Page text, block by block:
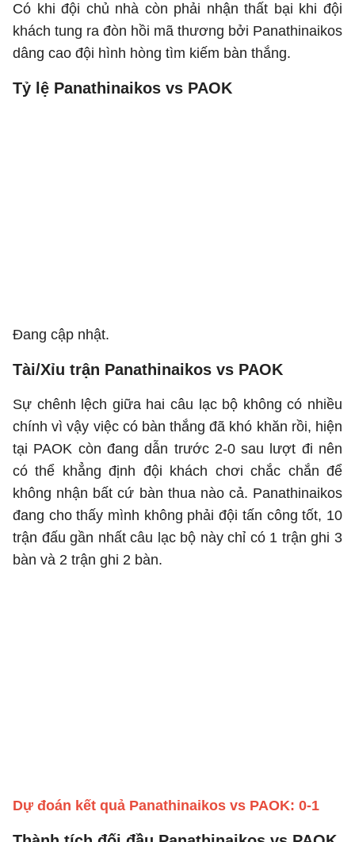
Có khi đội chủ nhà còn phải nhận thất bại khi đội
khách tung ra đòn hồi mã thương bởi Panathinaikos
dâng cao đội hình hòng tìm kiếm bàn thắng.
Tỷ lệ Panathinaikos vs PAOK
Đang cập nhật.
Tài/Xỉu trận Panathinaikos vs PAOK
Sự chênh lệch giữa hai câu lạc bộ không có nhiều
chính vì vậy việc có bàn thắng đã khó khăn rồi, hiện
tại PAOK còn đang dẫn trước 2-0 sau lượt đi nên
có thể khẳng định đội khách chơi chắc chắn để
không nhận bất cứ bàn thua nào cả. Panathinaikos
đang cho thấy mình không phải đội tấn công tốt, 10
trận đấu gần nhất câu lạc bộ này chỉ có 1 trận ghi 3
bàn và 2 trận ghi 2 bàn.
Dự đoán kết quả Panathinaikos vs PAOK: 0-1